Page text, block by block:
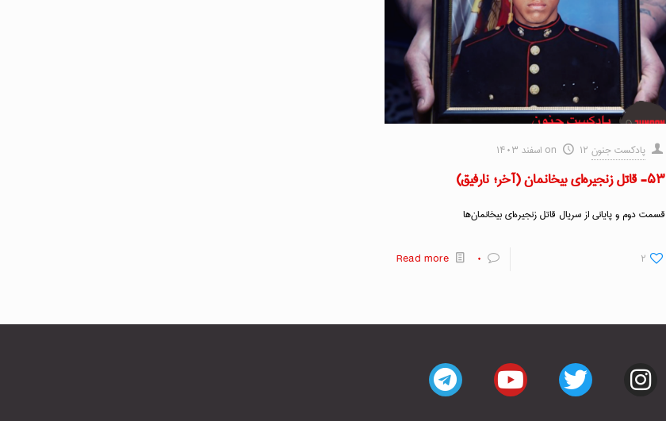
پادکست جنون on ۱۲ اسفند ۱۴۰۳
۵۳- قاتل زنجیره‌ای بیخانمان (آخر؛ نارفیق)
قسمت دوم و پایانی از سریال قاتل زنجیره‌ای بیخانمان‌ها
۲ ۰ Read more